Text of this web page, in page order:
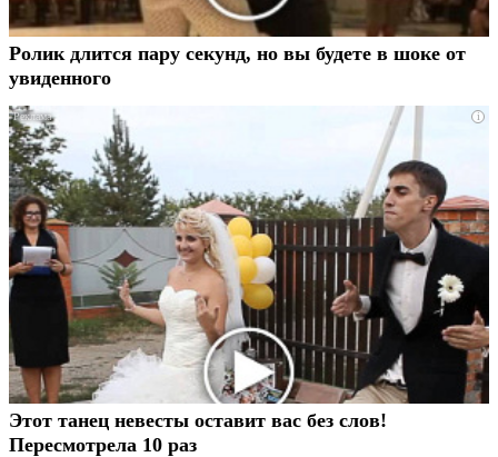
Ролик длится пару секунд, но вы будете в шоке от
увиденного
i
Этот танец невесты оставит вас без слов!
Пересмотрела 10 раз